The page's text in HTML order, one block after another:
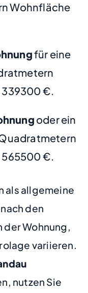
Wohnfläche
für eine
€.
oder ein
€.
als allgemeine
den
Wohnung,
variieren.
nutzen Sie